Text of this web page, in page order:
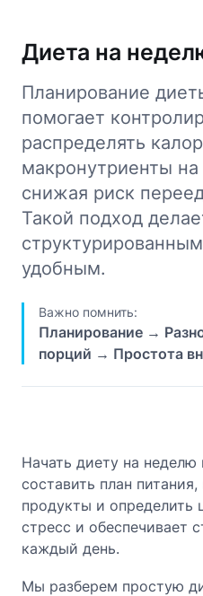
Диета на
Планирование
помогает
распределять
макронутриенты
снижая риск
Такой подход
удобным.
Важно помнить:
Планирование →
порций → Простота
Начать диету на
составить план
продукты и определить
стресс и обеспечивает
каждый день.
Мы разберем простую